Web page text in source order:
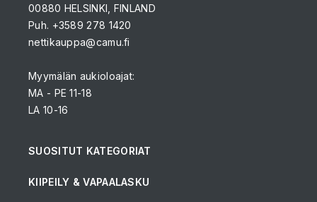
00880 HELSINKI, FINLAND
Puh. +3589 278 1420
nettikauppa@camu.fi
Myymälän aukioloajat:
MA - PE 11-18
LA 10-16
SUOSITUT KATEGORIAT
KIIPEILY & VAPAALASKU